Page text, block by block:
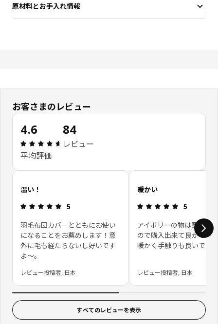
原材料とお手入れ情報
お客さまのレビュー
4.6
レビュー: 4.6 5 星の数 総レビュー: 84
平均評価
84
レビュー
お客さまレビューをスキップ
温い！
レビュー: 5 5 星の数
5
羽毛布団カバーとともにお使い
になることをお薦めします！意
外に毛も経たらないし好いです
よ～。
レビュー投稿者, 日本
暖かい
レビュー: 5
5
アイボリーの物は意外と
ので購入出来て良かった
暖かく手触りも良いです。
レビュー投稿者, 日本
すべてのレビューを表示